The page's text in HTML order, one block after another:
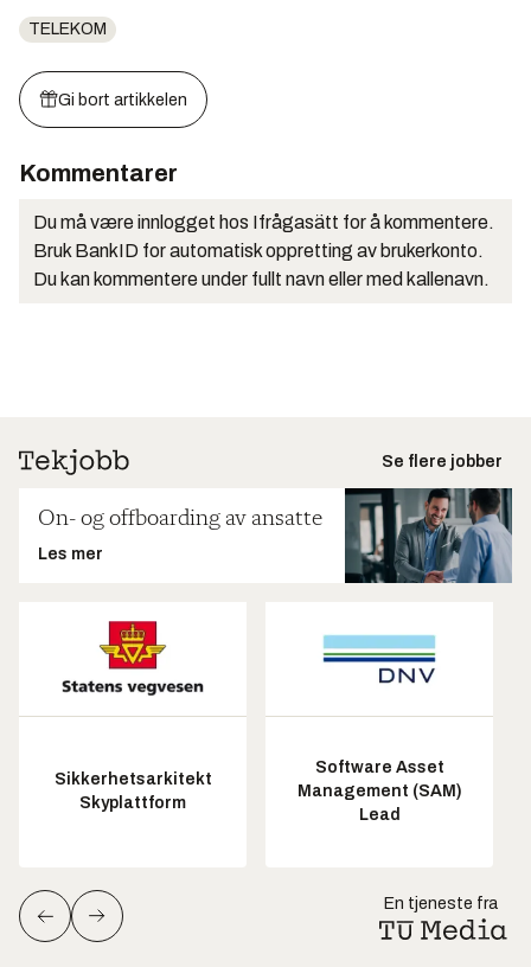
TELEKOM
Gi bort artikkelen
Kommentarer
Du må være innlogget hos Ifrågasätt for å kommentere.
Bruk BankID for automatisk oppretting av brukerkonto.
Du kan kommentere under fullt navn eller med kallenavn.
Se flere jobber
On- og offboarding av ansatte
Les mer
Sikkerhetsarkitekt
Skyplattform
Software Asset
Management (SAM)
Lead
En tjeneste fra